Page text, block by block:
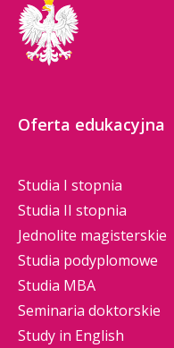
Oferta edukacyjna
Studia I stopnia
Studia II stopnia
Jednolite magisterskie
Studia podyplomowe
Studia MBA
Seminaria doktorskie
Study in English